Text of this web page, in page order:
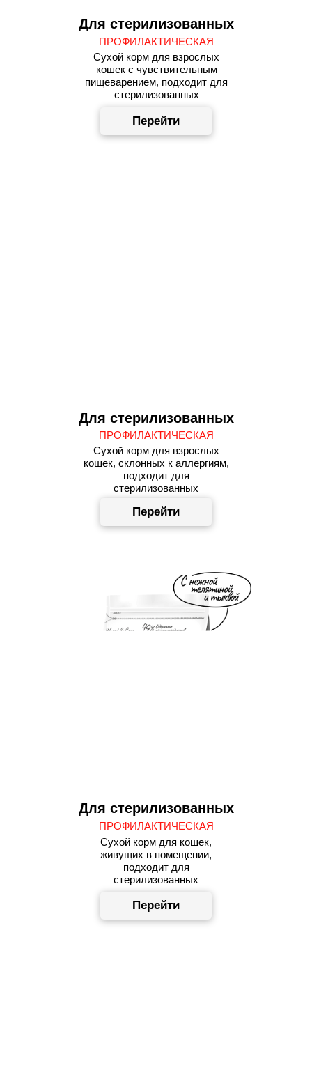
Для стерилизованных
Сухой корм для взрослых
кошек с чувствительным
пищеварением, подходит для
стерилизованных
ПРОФИЛАКТИЧЕСКАЯ
Перейти
Для стерилизованных
Сухой корм для взрослых
кошек, склонных к аллергиям,
подходит для
стерилизованных
ПРОФИЛАКТИЧЕСКАЯ
Перейти
Для стерилизованных
Сухой корм для кошек,
живущих в помещении,
подходит для
стерилизованных
ПРОФИЛАКТИЧЕСКАЯ
Перейти